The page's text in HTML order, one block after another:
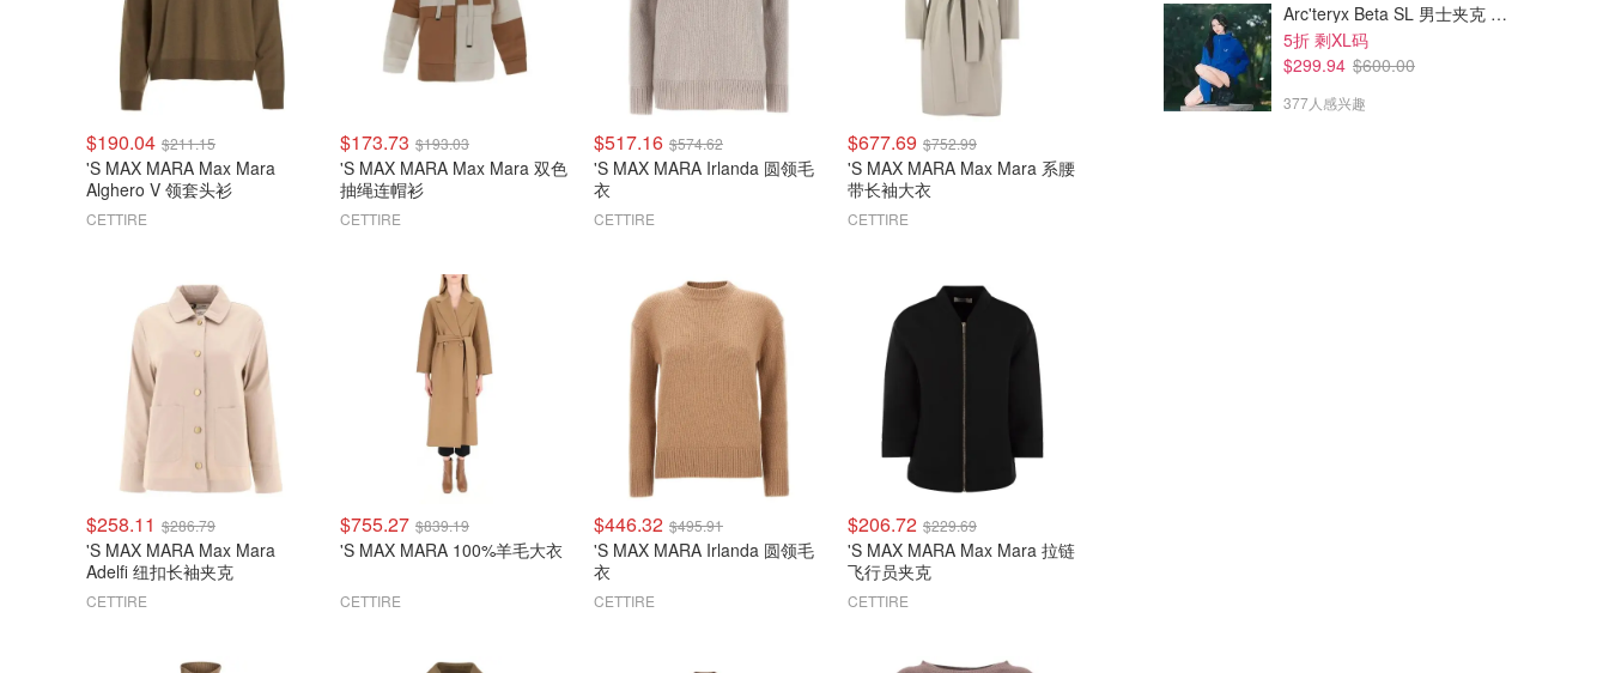
$190.04 $211.15
'S MAX MARA Max Mara
Alghero V 领套头衫
CETTIRE
$173.73 $193.03
'S MAX MARA Max Mara 双色
抽绳连帽衫
CETTIRE
$517.16 $574.62
'S MAX MARA Irlanda 圆领毛
衣
CETTIRE
$677.69 $752.99
'S MAX MARA Max Mara 系腰
带长袖大衣
CETTIRE
$258.11 $286.79
'S MAX MARA Max Mara
Adelfi 纽扣长袖夹克
CETTIRE
$755.27 $839.19
'S MAX MARA 100%羊毛大衣
CETTIRE
$446.32 $495.91
'S MAX MARA Irlanda 圆领毛
衣
CETTIRE
$206.72 $229.69
'S MAX MARA Max Mara 拉链
飞行员夹克
CETTIRE
Arc'teryx Beta SL 男士夹克 黑色
5折 剩XL码
$299.94 $600.00
377人感兴趣